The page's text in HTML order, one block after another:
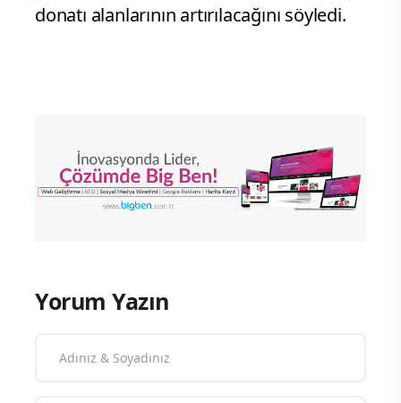
donatı alanlarının artırılacağını söyledi.
Yorum Yazın